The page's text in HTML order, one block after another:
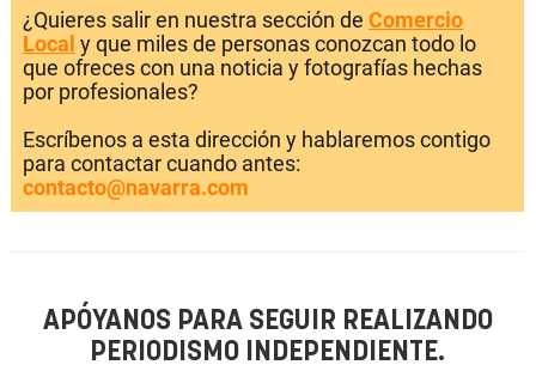
¿Quieres salir en nuestra sección de Comercio
Local y que miles de personas conozcan todo lo
que ofreces con una noticia y fotografías hechas
por profesionales?
Escríbenos a esta dirección y hablaremos contigo
para contactar cuando antes:
contacto@navarra.com
APÓYANOS PARA SEGUIR REALIZANDO
PERIODISMO INDEPENDIENTE.